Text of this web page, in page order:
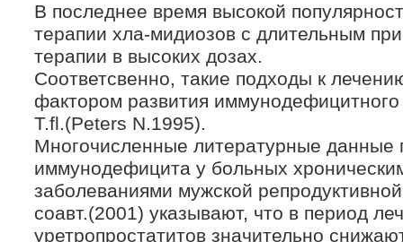
В последнее время высокой
терапии хла-мидиозов с длительным
терапии в высоких дозах.
Соответсвенно, такие подходы к
фактором развития иммунодефицитного
T.fl.(Peters N.1995).
Многочисленные литературные данные
иммунодефицита у больных
заболеваниями мужской
соавт.(2001) указывают, что в период
уретропростатитов значительно